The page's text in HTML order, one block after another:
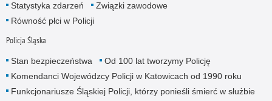
Statystyka zdarzeń
Związki zawodowe
Równość płci w Policji
Policja Śląska
Stan bezpieczeństwa
Od 100 lat tworzymy Policję
Komendanci Wojewódzcy Policji w Katowicach od 1990 roku
Funkcjonariusze Śląskiej Policji, którzy ponieśli śmierć w służbie